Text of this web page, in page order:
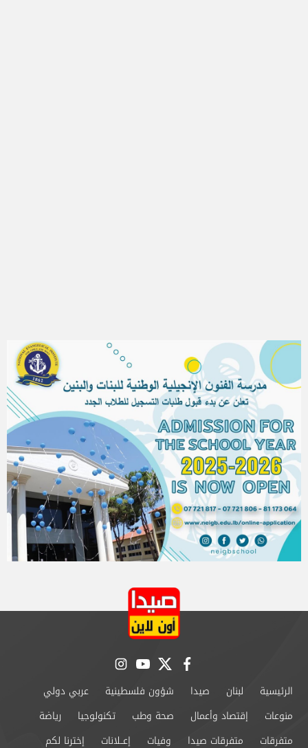
facebook
twitter
youtube
instagram
الرئيسية لبنان صيدا شؤون فلسطينية
عربي دولي
منوعات
إقتصاد وأعمال صحة وطب تكنولوجيا
رياضة
متفرقات
متفرقات صيدا وفيات إعــلانات إخترنا لكم